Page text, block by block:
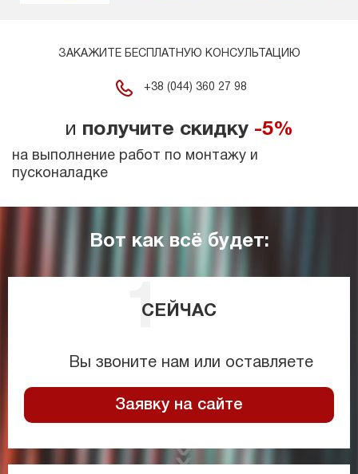
ЗАКАЖИТЕ БЕСПЛАТНУЮ КОНСУЛЬТАЦИЮ
+38 (044) 360 27 98
и получите скидку -5%
на выполнение работ по монтажу и
пусконаладке
Вот как всё будет:
СЕЙЧАС
Вы звоните нам или оставляете
Заявку на сайте